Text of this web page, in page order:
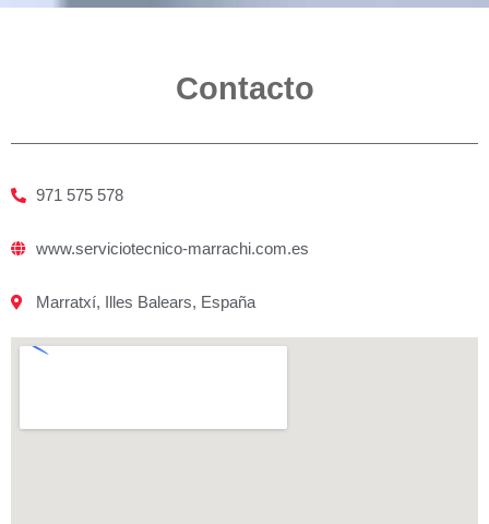
Contacto
971 575 578
www.serviciotecnico-marrachi.com.es
Marratxí, Illes Balears, España